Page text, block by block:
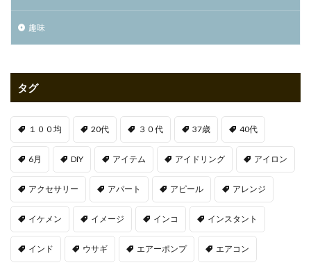
趣味
タグ
１００均 20代 ３０代 37歳 40代
6月 DIY アイテム アイドリング アイロン
アクセサリー アパート アピール アレンジ
イケメン イメージ インコ インスタント
インド ウサギ エアーポンプ エアコン